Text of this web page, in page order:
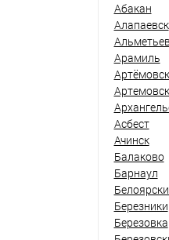
Абакан
Алапаевск
Арамиль
Артёмовск
Асбест
Ачинск
Балаково
Барнаул
Березники
Березовка